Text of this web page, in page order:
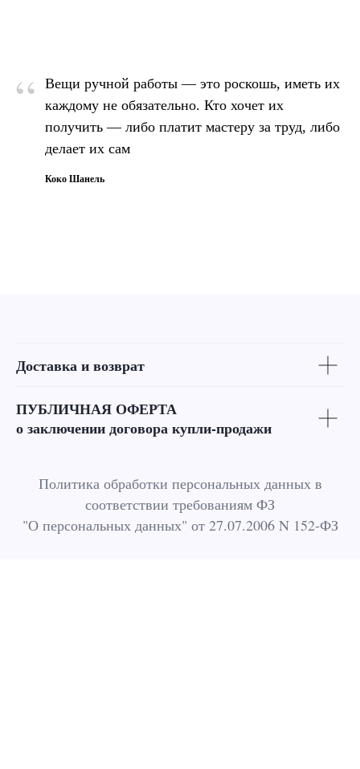
“
Вещи ручной работы — это роскошь, иметь их
каждому не обязательно. Кто хочет их
получить — либо платит мастеру за труд, либо
делает их сам
Коко Шанель
Доставка и возврат
ПУБЛИЧНАЯ ОФЕРТА
о заключении договора купли-продажи
Политика обработки персональных данных в
соответствии требованиям ФЗ
"О персональных данных" от 27.07.2006 N 152-ФЗ